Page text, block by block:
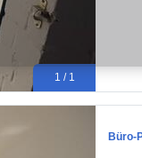
1 / 1
Büro-